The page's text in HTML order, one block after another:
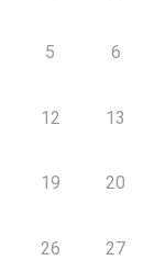
5 6
12 13
19 20
26 27